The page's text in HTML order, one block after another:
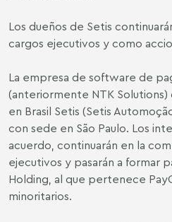
Los dueños de Setis
cargos ejecutivos y como
La empresa de software de
(anteriormente NTK
en Brasil Setis (Setis
con sede en São Paulo. Los
acuerdo, continuarán en la
ejecutivos y pasarán a formar
Holding, al que pertenece
minoritarios.